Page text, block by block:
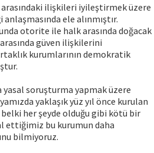
ilişkileri iyileştirmek üzere
ele alınmıştır.
otorite ile halk arasında doğacak
güven ilişkilerini
kurumlarının demokratik
yasal soruşturma yapmak üzere
yaklaşık yüz yıl önce kurulan
her şeyde olduğu gibi kötü bir
ettiğimiz bu kurumun daha
bilmiyoruz.